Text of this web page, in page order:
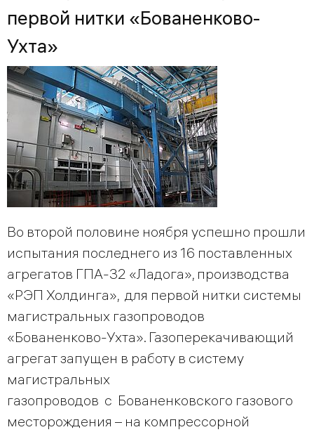
первой нитки «Бованенково-
Ухта»
Во второй половине ноября успешно прошли
испытания последнего из 16 поставленных
агрегатов ГПА-32 «Ладога», производства
«РЭП Холдинга», для первой нитки системы
магистральных газопроводов
«Бованенково-Ухта». Газоперекачивающий
агрегат запущен в работу в систему
магистральных
газопроводов с Бованенковского газового
месторождения – на компрессорной